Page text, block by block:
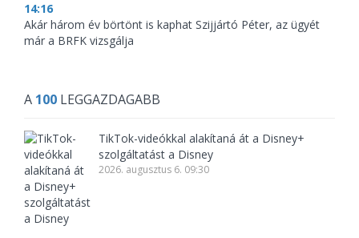
14:16
Akár három év börtönt is kaphat Szijjártó Péter, az ügyét
már a BRFK vizsgálja
A 100 LEGGAZDAGABB
TikTok-videókkal alakítaná át a Disney+
szolgáltatást a Disney
2026. augusztus 6. 09:30